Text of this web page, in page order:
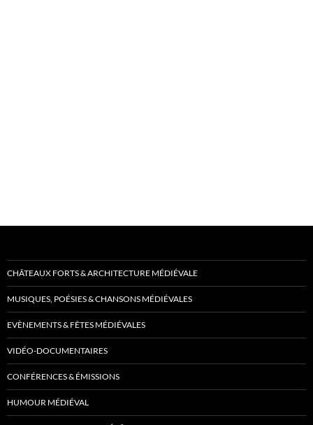
CHÂTEAUX FORTS & ARCHITECTURE MÉDIÉVALE
MUSIQUES, POÉSIES & CHANSONS MÉDIÉVALES
EVÈNEMENTS & FÊTES MÉDIÉVALES
VIDÉO-DOCUMENTAIRES
CONFÉRENCES & ÉMISSIONS
HUMOUR MÉDIÉVAL